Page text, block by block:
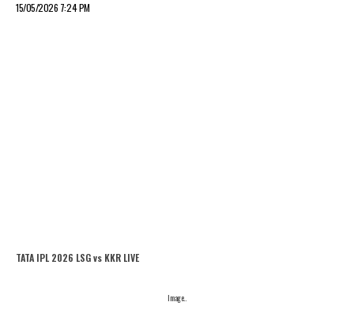
15/05/2026 7:24 PM
TATA IPL 2026 LSG vs KKR LIVE
Image..